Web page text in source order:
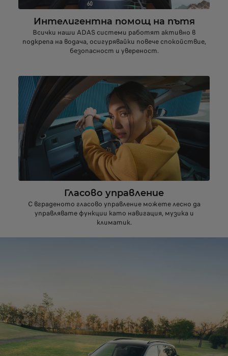
Интелигентна помощ на пътя
Всички наши ADAS системи работят активно в
подкрепа на водача, осигурявайки повече спокойствие,
безопасност и увереност.
Гласово управление
С вграденото гласово управление можете лесно да
управлявате функции като навигация, музика и
климатик.